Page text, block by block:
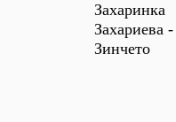
Захаринка
Захариева -
Зинчето